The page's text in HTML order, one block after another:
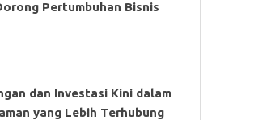
Pertumbuhan Bisnis
dan Investasi Kini dalam
yang Lebih Terhubung